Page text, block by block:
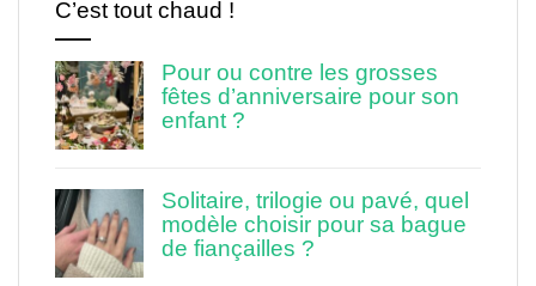
C’est tout chaud !
Pour ou contre les grosses
fêtes d’anniversaire pour son
enfant ?
Solitaire, trilogie ou pavé, quel
modèle choisir pour sa bague
de fiançailles ?